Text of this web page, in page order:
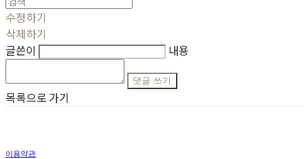
수정하기
삭제하기
글쓴이
내용
댓글 쓰기
목록으로 가기
이용약관